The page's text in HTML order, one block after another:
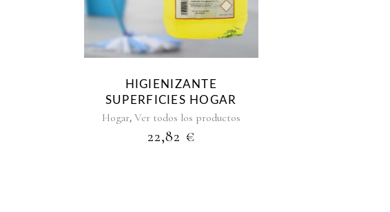
HIGIENIZANTE
SUPERFICIES HOGAR
Hogar, Ver todos los productos
22,82 €